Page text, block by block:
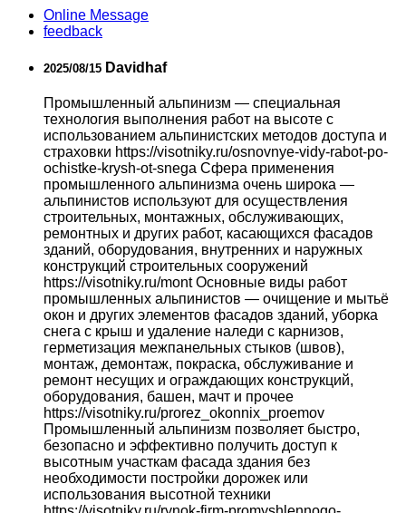
Online Message
feedback
2025/08/15 Davidhaf
Промышленный альпинизм — специальная
технология выполнения работ на высоте с
использованием альпинистских методов доступа и
страховки https://visotniky.ru/osnovnye-vidy-rabot-po-
ochistke-krysh-ot-snega Сфера применения
промышленного альпинизма очень широка —
альпинистов используют для осуществления
строительных, монтажных, обслуживающих,
ремонтных и других работ, касающихся фасадов
зданий, оборудования, внутренних и наружных
конструкций строительных сооружений
https://visotniky.ru/mont Основные виды работ
промышленных альпинистов — очищение и мытьё
окон и других элементов фасадов зданий, уборка
снега с крыш и удаление наледи с карнизов,
герметизация межпанельных стыков (швов),
монтаж, демонтаж, покраска, обслуживание и
ремонт несущих и ограждающих конструкций,
оборудования, башен, мачт и прочее
https://visotniky.ru/prorez_okonnix_proemov
Промышленный альпинизм позволяет быстро,
безопасно и эффективно получить доступ к
высотным участкам фасада здания без
необходимости постройки дорожек или
использования высотной техники